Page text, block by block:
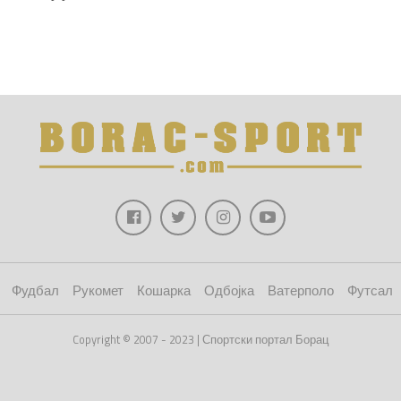
Фудбал Рукомет Кошарка Одбојка Ватерполо Футсал
Copyright © 2007 - 2023 | Спортски портал Борац